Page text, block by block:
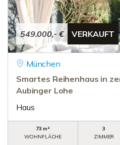
549.000,- € VERKAUFT
München
Smartes Reihenhaus in
Aubinger Lohe
Haus
73 m²
WOHNFLÄCHE
3
ZIMMER